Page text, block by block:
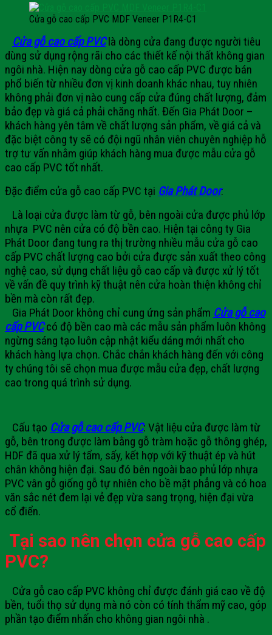
Cửa gỗ cao cấp PVC MDF Veneer P1R4-C1
Cửa gỗ cao cấp PVClà dòng cửa đang được người tiêu
dùng sử dụng rộng rãi cho các thiết kế nội thất không gian
ngôi nhà. Hiện nay dòng cửa gỗ cao cấp PVC được bán
phổ biến từ nhiều đơn vị kinh doanh khác nhau, tuy nhiên
không phải đơn vị nào cung cấp cửa đúng chất lượng, đảm
bảo đẹp và giá cả phải chăng nhất. Đến Gia Phát Door –
khách hàng yên tâm về chất lượng sản phẩm, về giá cả và
đặc biệt công ty sẽ có đội ngũ nhân viên chuyên nghiệp hỗ
trợ tư vấn nhằm giúp khách hàng mua được mẫu cửa gỗ
cao cấp PVC tốt nhất.
Đặc điểm cửa gỗ cao cấp PVC tại Gia Phát Door:
Là loại cửa được làm từ gỗ, bên ngoài cửa được phủ lớp
nhựa PVC nên cửa có độ bền cao. Hiện tại công ty Gia
Phát Door đang tung ra thị trường nhiều mẫu cửa gỗ cao
cấp PVC chất lượng cao bởi cửa được sản xuất theo công
nghệ cao, sử dụng chất liệu gỗ cao cấp và được xử lý tốt
về vấn đề quy trình kỹ thuật nên cửa hoàn thiện không chỉ
bền mà còn rất đẹp.
Gia Phát Door không chỉ cung ứng sản phẩm Cửa gỗ cao
cấp PVCcó độ bền cao mà các mẫu sản phẩm luôn không
ngừng sáng tạo luôn cập nhật kiểu dáng mới nhất cho
khách hàng lựa chọn. Chắc chắn khách hàng đến với công
ty chúng tôi sẽ chọn mua được mẫu cửa đẹp, chất lượng
cao trong quá trình sử dụng.
Cấu tạo Cửa gỗ cao cấp PVC: Vật liệu cửa được làm từ
gỗ, bên trong được làm bằng gỗ tràm hoặc gỗ thông ghép,
HDF đã qua xử lý tẩm, sấy, kết hợp với kỹ thuật ép và hút
chân không hiện đại. Sau đó bên ngoài bao phủ lớp nhựa
PVC vân gỗ giống gỗ tự nhiên cho bề mặt phẳng và có hoa
văn sắc nét đem lại vẻ đẹp vừa sang trọng, hiện đại vừa
cổ điển.
Tại sao nên chọn cửa gỗ cao cấp
PVC?
Cửa gỗ cao cấp PVC không chỉ được đánh giá cao về độ
bền, tuổi thọ sử dụng mà nó còn có tính thẩm mỹ cao, góp
phần tạo điểm nhấn cho không gian ngôi nhà .